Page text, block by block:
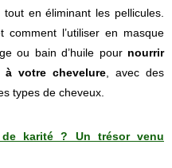
en éliminant les pellicules.
comment l’utiliser en masque
ou bain d’huile pour nourrir
votre chevelure , avec des
types de cheveux.
de karité ? Un trésor venu